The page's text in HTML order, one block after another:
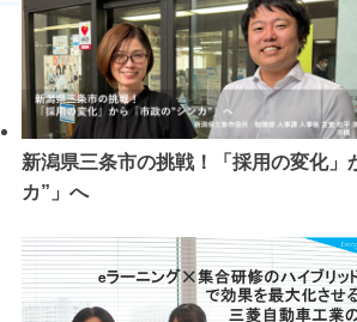
新潟県三条市の挑戦！「採用の変化」
カ”」へ